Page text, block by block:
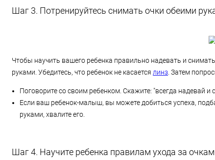
Шаг 3. Потренируйтесь снимать очки обеими
Чтобы научить вашего ребенка правильно надевать и
руками. Убедитесь, что ребенок не касается линз . Затем
Поговорите со своим ребенком. Скажите: "всегда надевай
Если ваш ребенок-малыш, вы можете добиться успеха,
руками, хвалите его.
Шаг 4. Научите ребенка правилам ухода за